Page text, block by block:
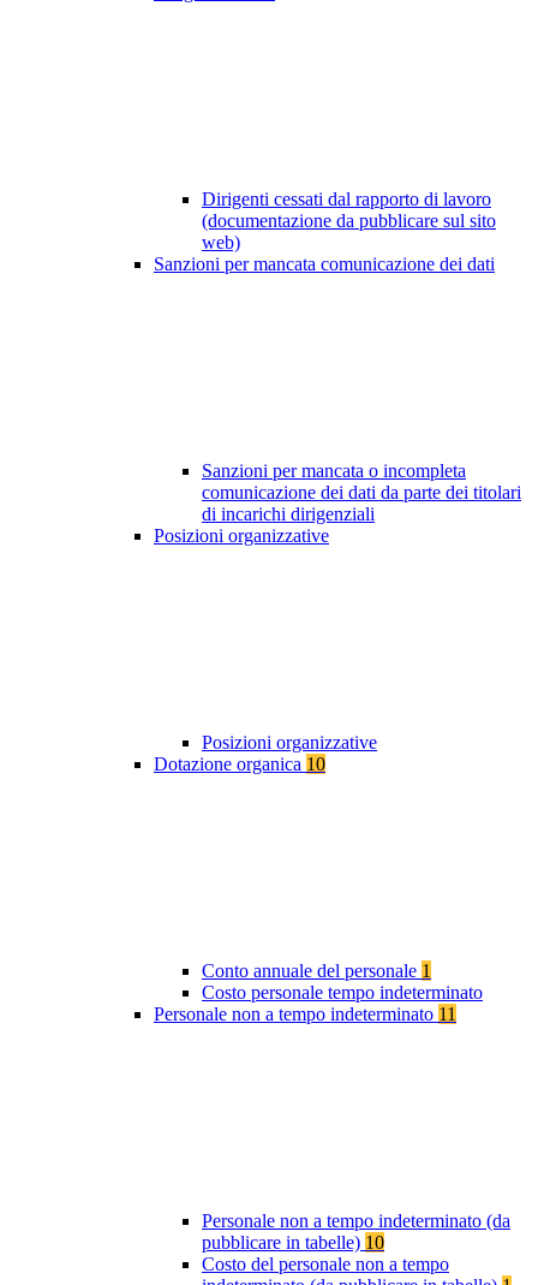
Dirigenti cessati dal rapporto di lavoro
(documentazione da pubblicare sul sito
web)
Sanzioni per mancata comunicazione dei dati
Sanzioni per mancata o incompleta
comunicazione dei dati da parte dei titolari
di incarichi dirigenziali
Posizioni organizzative
Posizioni organizzative
Dotazione organica 10
Conto annuale del personale 1
Costo personale tempo indeterminato
Personale non a tempo indeterminato 11
Personale non a tempo indeterminato (da
pubblicare in tabelle) 10
Costo del personale non a tempo